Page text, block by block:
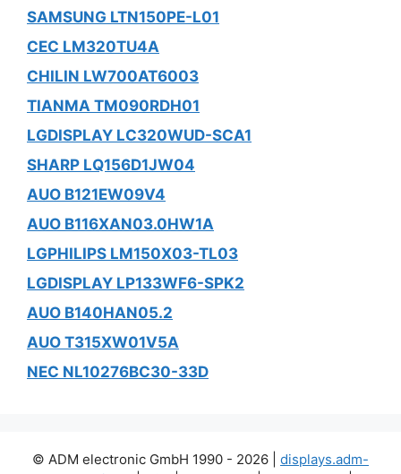
SAMSUNG LTN150PE-L01
CEC LM320TU4A
CHILIN LW700AT6003
TIANMA TM090RDH01
LGDISPLAY LC320WUD-SCA1
SHARP LQ156D1JW04
AUO B121EW09V4
AUO B116XAN03.0HW1A
LGPHILIPS LM150X03-TL03
LGDISPLAY LP133WF6-SPK2
AUO B140HAN05.2
AUO T315XW01V5A
NEC NL10276BC30-33D
© ADM electronic GmbH 1990 - 2026 | displays.adm-